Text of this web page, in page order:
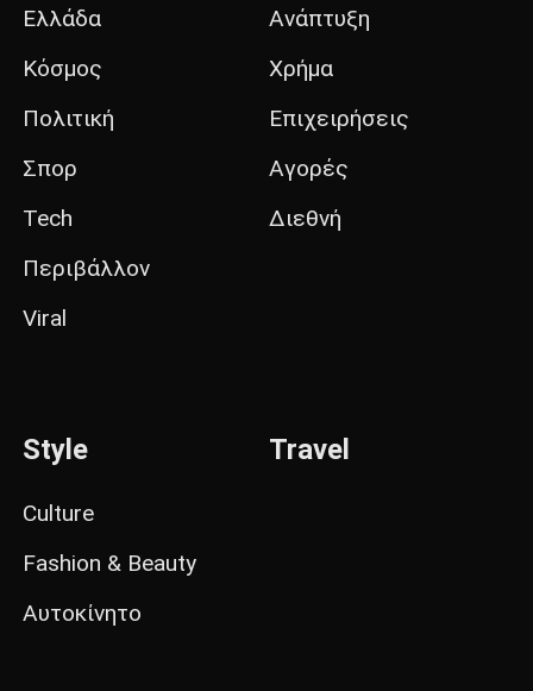
Ελλάδα
Κόσμος
Πολιτική
Σπορ
Tech
Περιβάλλον
Viral
Ανάπτυξη
Χρήμα
Επιχειρήσεις
Αγορές
Διεθνή
Style
Culture
Fashion & Beauty
Αυτοκίνητο
Travel